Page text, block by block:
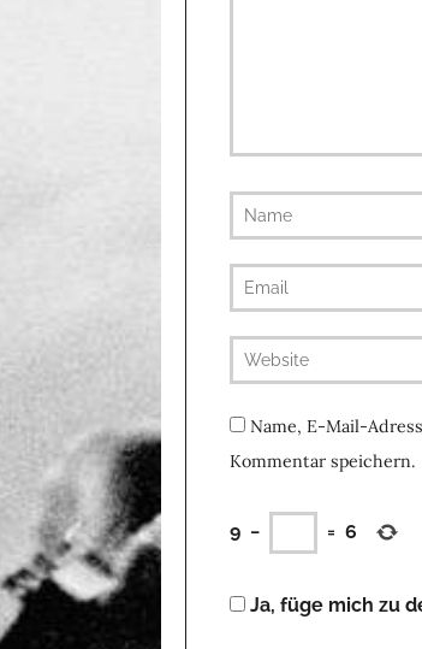
Name, E-Mail-
Kommentar speichern.
9 − = 6
Ja, füge mich zu